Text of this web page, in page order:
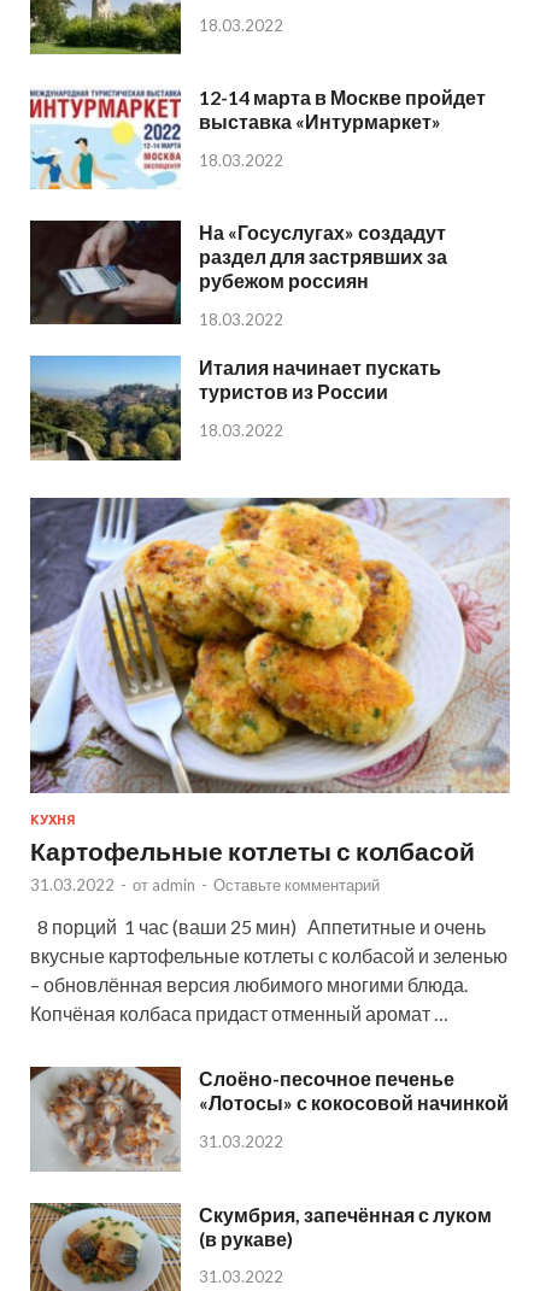
18.03.2022
12-14 марта в Москве пройдет
выставка «Интурмаркет»
18.03.2022
На «Госуслугах» создадут
раздел для застрявших за
рубежом россиян
18.03.2022
Италия начинает пускать
туристов из России
18.03.2022
КУХНЯ
Картофельные котлеты с колбасой
31.03.2022 - от admin - Оставьте комментарий
8 порций 1 час (ваши 25 мин) Аппетитные и очень
вкусные картофельные котлеты с колбасой и зеленью
– обновлённая версия любимого многими блюда.
Копчёная колбаса придаст отменный аромат …
Слоёно-песочное печенье
«Лотосы» с кокосовой начинкой
31.03.2022
Скумбрия, запечённая с луком
(в рукаве)
31.03.2022